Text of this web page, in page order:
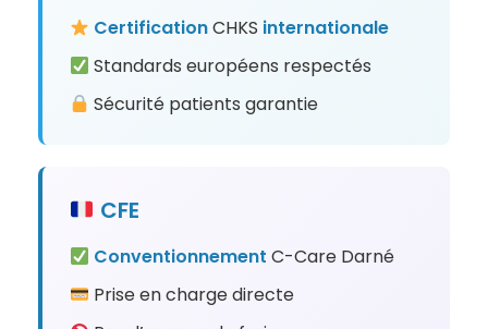
CertificationCHKS internationale
Standards européens respectés
Sécurité patients garantie
CFE
Conventionnement C-Care Darné
Prise en charge directe